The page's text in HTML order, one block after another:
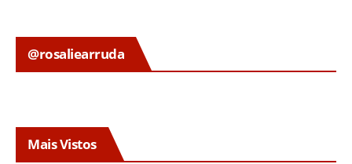
@rosaliearruda
Mais Vistos